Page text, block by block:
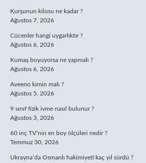
Kurşunun kilosu ne kadar ?
Ağustos 7, 2026
Cücenler hangi uygarlıktır ?
Ağustos 6, 2026
Kumaş boyuyorsa ne yapmalı ?
Ağustos 6, 2026
Aveeno kimin malı ?
Ağustos 5, 2026
9 sınıf fizik ivme nasıl bulunur ?
Ağustos 3, 2026
60 inç TV’nin en boy ölçüleri nedir ?
Temmuz 30, 2026
Ukrayna’da Osmanlı hakimiyeti kaç yıl sürdü ?